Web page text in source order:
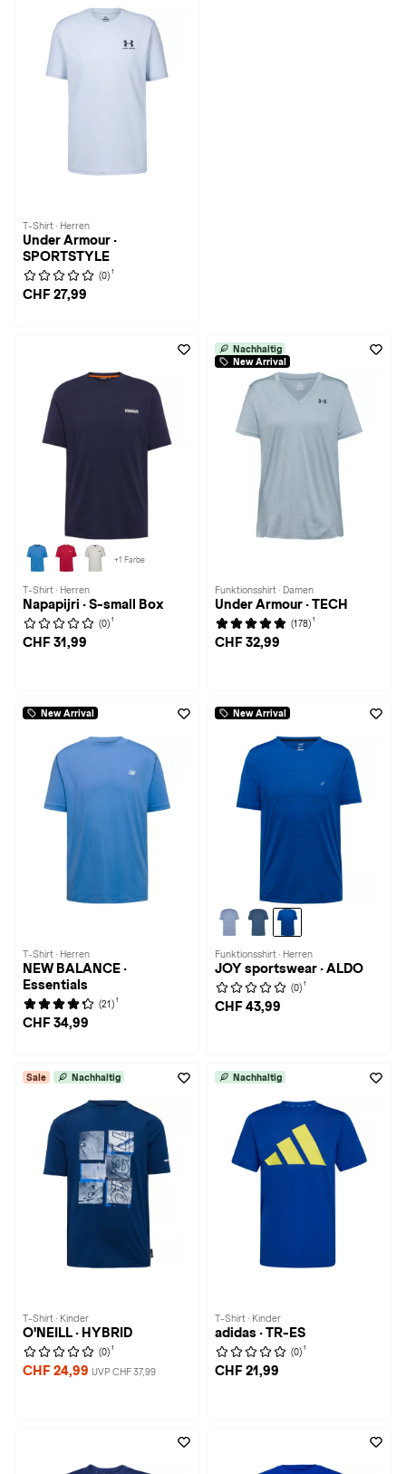
T-Shirt · Herren
Under Armour ·
SPORTSTYLE
(0) 1
CHF 27,99
+1 Farbe
T-Shirt · Herren
Napapijri · S-small Box
(0) 1
CHF 31,99
Nachhaltig
New Arrival
Funktionsshirt · Damen
Under Armour · TECH
(178) 1
CHF 32,99
New Arrival
T-Shirt · Herren
NEW BALANCE ·
Essentials
(21) 1
CHF 34,99
New Arrival
Funktionsshirt · Herren
JOY sportswear · ALDO
(0) 1
CHF 43,99
Sale Nachhaltig
T-Shirt · Kinder
O'NEILL · HYBRID
(0) 1
CHF 24,99 UVP CHF 37,99
Nachhaltig
T-Shirt · Kinder
adidas · TR-ES
(0) 1
CHF 21,99